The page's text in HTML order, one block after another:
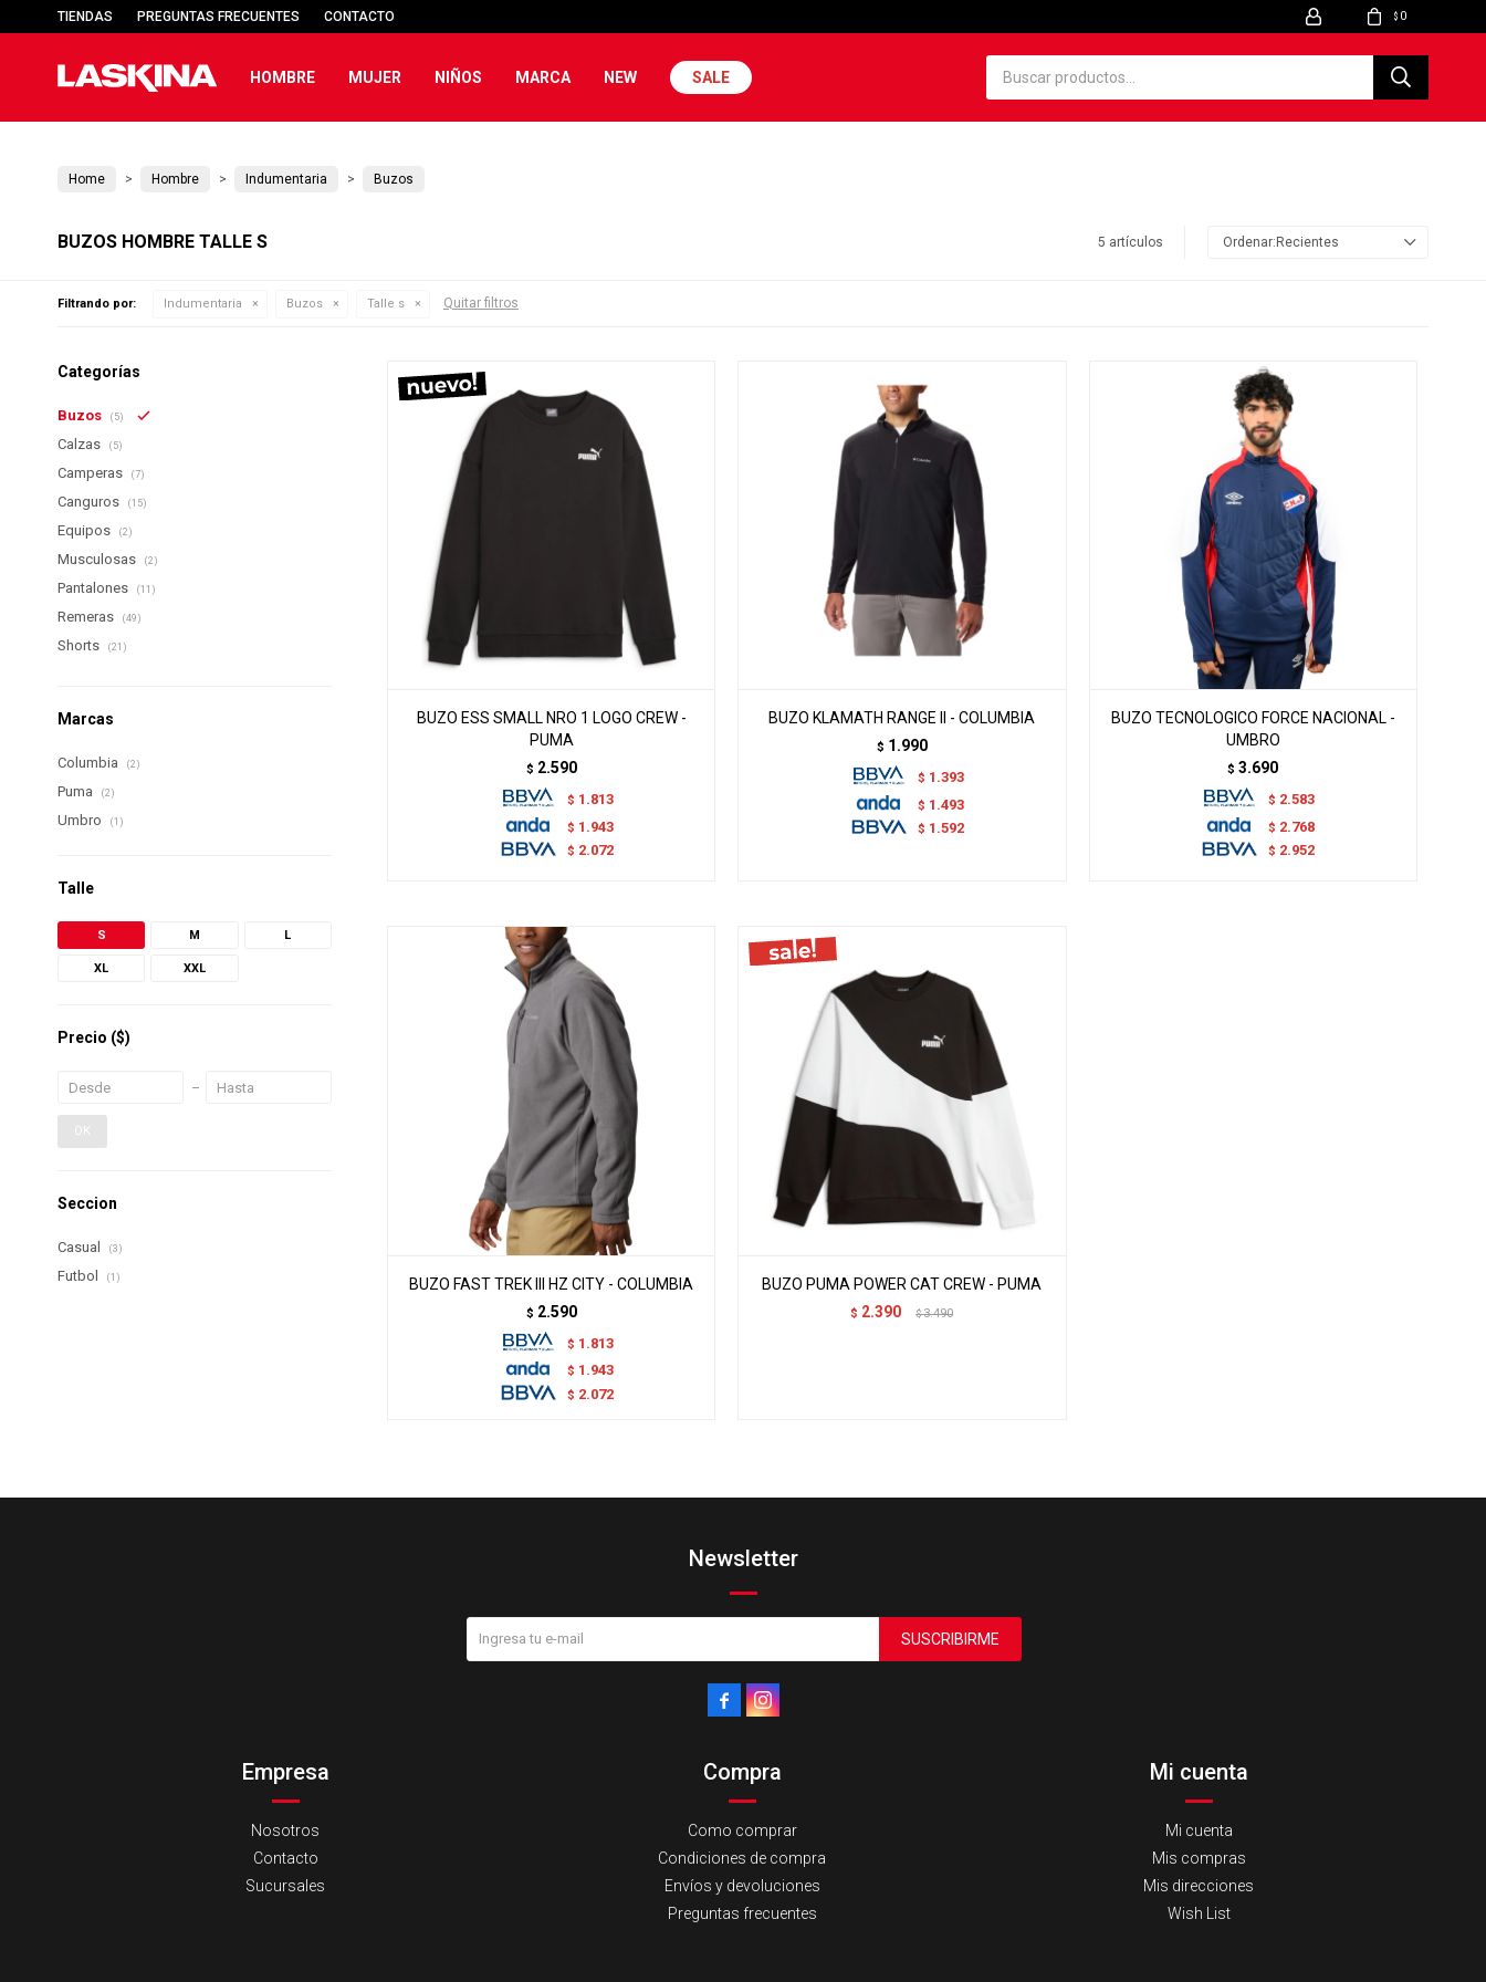
HOMBRE MUJER NIÑOS MARCA NEW SALE
$ 0
TIENDAS PREGUNTAS FRECUENTES CONTACTO
Home Hombre Indumentaria Buzos
BUZOS HOMBRE TALLE S 5 artículos Recientes
Filtrando por: Indumentaria Buzos Talle s Quitar filtros
BUZO ESS SMALL NRO 1 LOGO CREW -
PUMA
$ 2.590
$ 1.813
$ 1.943
$ 2.072
BUZO KLAMATH RANGE II - COLUMBIA
$ 1.990
$ 1.393
$ 1.493
$ 1.592
BUZO TECNOLOGICO FORCE NACIONAL -
UMBRO
$ 3.690
$ 2.583
$ 2.768
$ 2.952
BUZO FAST TREK III HZ CITY - COLUMBIA
$ 2.590
$ 1.813
$ 1.943
$ 2.072
BUZO PUMA POWER CAT CREW - PUMA
$ 2.390 $ 3.490
Categorías
Buzos (5)
Calzas (5)
Camperas (7)
Canguros (15)
Equipos (2)
Musculosas (2)
Pantalones (11)
Remeras (49)
Shorts (21)
Marcas
Columbia (2)
Puma (2)
Umbro (1)
Talle
S M L
XL XXL
Precio ($)
OK
Seccion
Casual (3)
Futbol (1)
Empresa
Nosotros
Contacto
Sucursales
Compra
Como comprar
Condiciones de compra
Envíos y devoluciones
Preguntas frecuentes
Mi cuenta
Mi cuenta
Mis compras
Mis direcciones
Wish List
Newsletter
SUSCRIBIRME
 